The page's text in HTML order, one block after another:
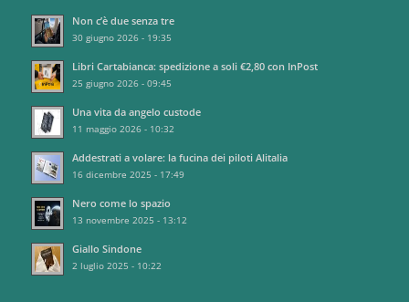
Non c’è due senza tre
30 giugno 2026 - 19:35
Libri Cartabianca: spedizione a soli €2,80 con InPost
25 giugno 2026 - 09:45
Una vita da angelo custode
11 maggio 2026 - 10:32
Addestrati a volare: la fucina dei piloti Alitalia
16 dicembre 2025 - 17:49
Nero come lo spazio
13 novembre 2025 - 13:12
Giallo Sindone
2 luglio 2025 - 10:22